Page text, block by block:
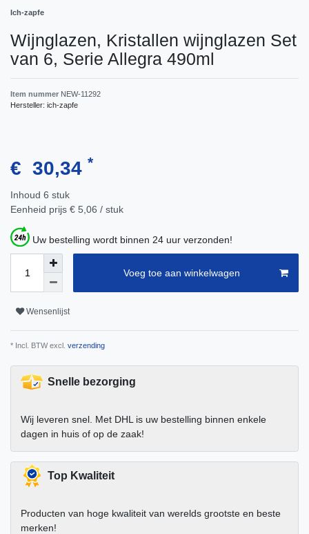
Ich-zapfe
Wijnglazen, Kristallen wijnglazen Set
van 6, Serie Allegra 490ml
Item nummer NEW-11292
Hersteller: ich-zapfe
€ 30,34 *
Inhoud 6 stuk
Eenheid prijs € 5,06 / stuk
Uw bestelling wordt binnen 24 uur verzonden!
Voeg toe aan winkelwagen
Wensenlijst
* Incl. BTW excl. verzending
Snelle bezorging
Wij leveren snel. Met DHL is uw bestelling binnen enkele
dagen in huis of op de zaak!
Top Kwaliteit
Producten van hoge kwaliteit van werelds grootste en beste
merken!